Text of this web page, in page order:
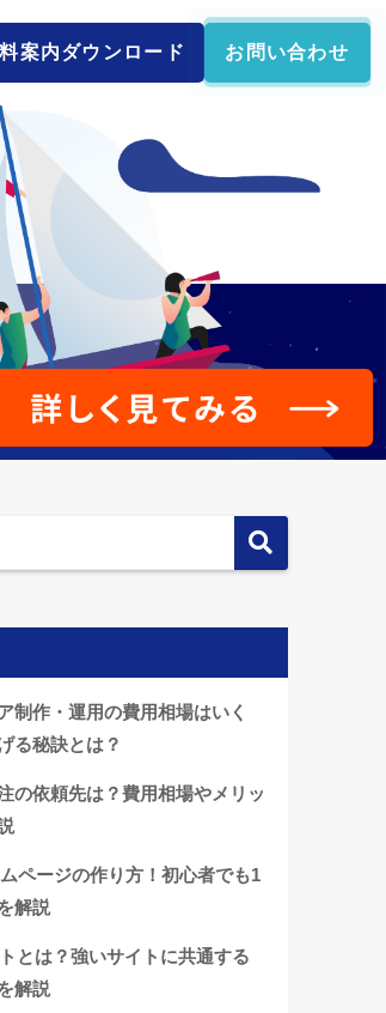
案内ダウンロード お問い合わせ
制作・運用の費用相場はいく
る秘訣とは？
の依頼先は？費用相場やメリッ
ページの作り方！初心者でも1
解説
とは？強いサイトに共通する
解説